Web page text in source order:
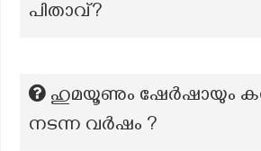
പിതാവ്?
ഹുമയൂണും ഷേർഷായും
നടന്ന വർഷം ?